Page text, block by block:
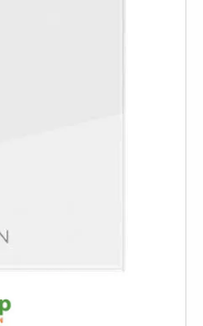
domotique.
Utilisez ce
est compatible avec
vous permettra le
en un seul clic !
avec la commande
interrupteur Wifi est
Life pour vous
possible de l'utiliser
( Alexa ou
vos volets au son de
Par exemple : "Alexa